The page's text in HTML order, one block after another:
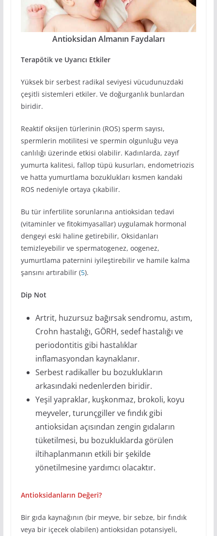
Antioksidan Almanın Faydaları
Terapötik ve Uyarıcı Etkiler
Yüksek bir serbest radikal seviyesi vücudunuzdaki
çeşitli sistemleri etkiler. Ve doğurganlık bunlardan
biridir.
Reaktif oksijen türlerinin (ROS) sperm sayısı,
spermlerin motilitesi ve spermin olgunluğu veya
canlılığı üzerinde etkisi olabilir. Kadınlarda, zayıf
yumurta kalitesi, fallop tüpü kusurları, endometriozis
ve hatta yumurtlama bozuklukları kısmen kandaki
ROS nedeniyle ortaya çıkabilir.
Bu tür infertilite sorunlarına antioksidan tedavi
(vitaminler ve fitokimyasallar) uygulamak hormonal
dengeyi eski haline getirebilir, Oksidanları
temizleyebilir ve spermatogenez, oogenez,
yumurtlama paternini iyileştirebilir ve hamile kalma
şansını artırabilir (5).
Dip Not
Artrit, huzursuz bağırsak sendromu, astım,
Crohn hastalığı, GÖRH, sedef hastalığı ve
periodontitis gibi hastalıklar
inflamasyondan kaynaklanır.
Serbest radikaller bu bozuklukların
arkasındaki nedenlerden biridir.
Yeşil yapraklar, kuşkonmaz, brokoli, koyu
meyveler, turunçgiller ve fındık gibi
antioksidan açısından zengin gıdaların
tüketilmesi, bu bozukluklarda görülen
iltihaplanmanın etkili bir şekilde
yönetilmesine yardımcı olacaktır.
Antioksidanların Değeri?
Bir gıda kaynağının (bir meyve, bir sebze, bir fındık
veya bir içecek olabilen) antioksidan potansiyeli,